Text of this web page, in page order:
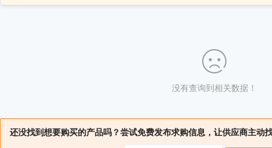
没有查询到相关数据！
还没找到想要购买的产品吗？尝试免费发布求购信息，让供应商主动